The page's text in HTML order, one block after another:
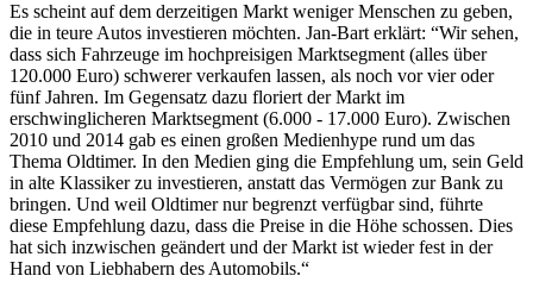
Es scheint auf dem derzeitigen Markt weniger Menschen zu geben,
die in teure Autos investieren möchten. Jan-Bart erklärt: “Wir sehen,
dass sich Fahrzeuge im hochpreisigen Marktsegment (alles über
120.000 Euro) schwerer verkaufen lassen, als noch vor vier oder
fünf Jahren. Im Gegensatz dazu floriert der Markt im
erschwinglicheren Marktsegment (6.000 - 17.000 Euro). Zwischen
2010 und 2014 gab es einen großen Medienhype rund um das
Thema Oldtimer. In den Medien ging die Empfehlung um, sein Geld
in alte Klassiker zu investieren, anstatt das Vermögen zur Bank zu
bringen. Und weil Oldtimer nur begrenzt verfügbar sind, führte
diese Empfehlung dazu, dass die Preise in die Höhe schossen. Dies
hat sich inzwischen geändert und der Markt ist wieder fest in der
Hand von Liebhabern des Automobils.“